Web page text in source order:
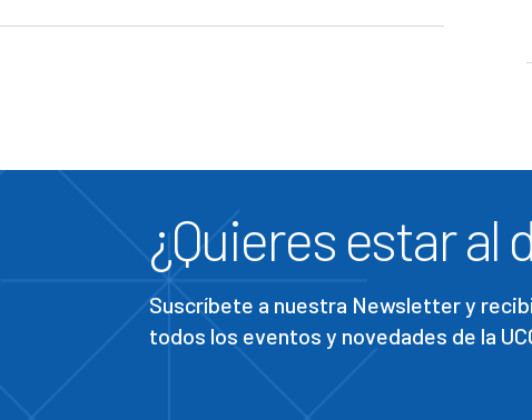
¿Quieres estar al
Suscríbete a nuestra Newsletter y
todos los eventos y novedades de la